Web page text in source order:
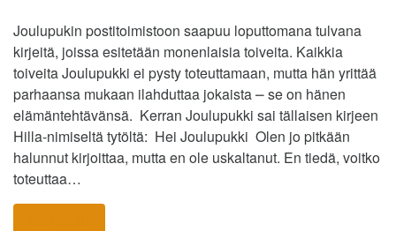
Joulupukin postitoimistoon saapuu loputtomana tulvana
kirjeitä, joissa esitetään monenlaisia toiveita. Kaikkia
toiveita Joulupukki ei pysty toteuttamaan, mutta hän yrittää
parhaansa mukaan ilahduttaa jokaista ⎼ se on hänen
elämäntehtävänsä. Kerran Joulupukki sai tällaisen kirjeen
Hilla-nimiseltä tytöltä: Hei Joulupukki Olen jo pitkään
halunnut kirjoittaa, mutta en ole uskaltanut. En tiedä, voitko
toteuttaa…